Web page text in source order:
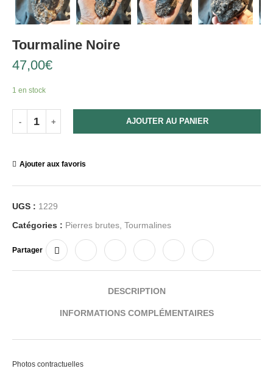
Tourmaline Noire
47,00€
1 en stock
AJOUTER AU PANIER
Ajouter aux favoris
UGS : 1229
Catégories : Pierres brutes Tourmalines
Partager
DESCRIPTION
INFORMATIONS COMPLÉMENTAIRES
Photos contractuelles